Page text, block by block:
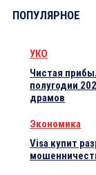
ПОПУЛЯРНОЕ
УКО
Чистая
полугодии
драмов
Экономика
Visa купит